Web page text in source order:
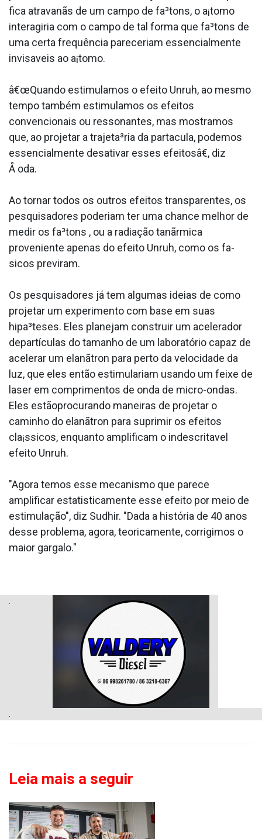
fica atravanãs de um campo de fa³tons, o a¡tomo
interagiria com o campo de tal forma que fa³tons de
uma certa frequência pareceriam essencialmente
invisa­veis ao a¡tomo.
â€œQuando estimulamos o efeito Unruh, ao mesmo
tempo também estimulamos os efeitos
convencionais ou ressonantes, mas mostramos
que, ao projetar a trajeta³ria da parta­cula, podemos
essencialmente desativar esses efeitosâ€, diz
Å oda.
Ao tornar todos os outros efeitos transparentes, os
pesquisadores poderiam ter uma chance melhor de
medir os fa³tons , ou a radiação tanãrmica
proveniente apenas do efeito Unruh, como os fa­
sicos previram.
Os pesquisadores já tem algumas ideias de como
projetar um experimento com base em suas
hipa³teses. Eles planejam construir um acelerador
departículas do tamanho de um laboratório capaz de
acelerar um elanãtron para perto da velocidade da
luz, que eles então estimulariam usando um feixe de
laser em comprimentos de onda de micro-ondas.
Eles estãoprocurando maneiras de projetar o
caminho do elanãtron para suprimir os efeitos
cla¡ssicos, enquanto amplificam o indescrita­vel
efeito Unruh.
"Agora temos esse mecanismo que parece
amplificar estatisticamente esse efeito por meio de
estimulação", diz Sudhir. "Dada a história de 40 anos
desse problema, agora, teoricamente, corrigimos o
maior gargalo."
Leia mais a seguir